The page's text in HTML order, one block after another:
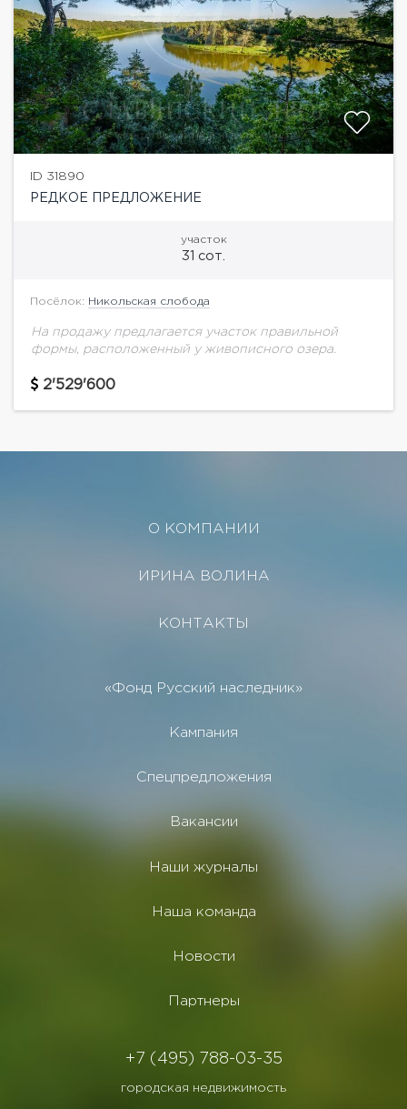
ID 31890
РЕДКОЕ ПРЕДЛОЖЕНИЕ
участок
31 сот.
Посёлок: Никольская слобода
На продажу предлагается участок правильной
формы, расположенный у живописного озера.
2'529'600
О КОМПАНИИ
ИРИНА ВОЛИНА
КОНТАКТЫ
«Фонд Русский наследник»
Кампания
Спецпредложения
Вакансии
Наши журналы
Наша команда
Новости
Партнеры
+7 (495) 788-03-35
городская недвижимость